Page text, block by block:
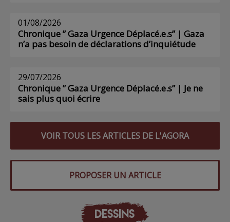
01/08/2026
Chronique ” Gaza Urgence Déplacé.e.s” | Gaza
n’a pas besoin de déclarations d’inquiétude
29/07/2026
Chronique ” Gaza Urgence Déplacé.e.s” | Je ne
sais plus quoi écrire
VOIR TOUS LES ARTICLES DE L'AGORA
PROPOSER UN ARTICLE
DESSINS